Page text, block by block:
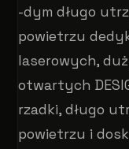
-dym długo
powietrzu
laserowych,
otwartych
rzadki, długo
powietrzu i